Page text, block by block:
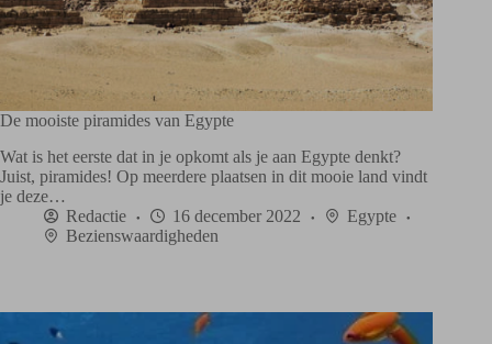
De mooiste piramides van Egypte
Wat is het eerste dat in je opkomt als je aan Egypte denkt?
Juist, piramides! Op meerdere plaatsen in dit mooie land vindt
je deze…
Redactie
16 december 2022
Egypte
Bezienswaardigheden